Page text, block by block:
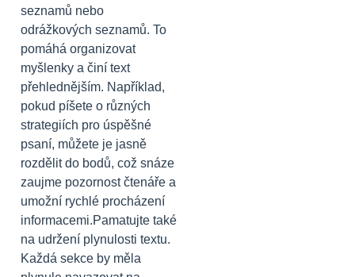
seznamů nebo
odrážkových seznamů. To
pomáhá organizovat
myšlenky a činí text
přehlednějším. Například,
pokud píšete o různých
strategiích pro úspěšné
psaní, můžete je jasně
rozdělit do bodů, což snáze
zaujme pozornost čtenáře a
umožní rychlé procházení
informacemi.Pamatujte také
na udržení plynulosti textu.
Každá sekce by měla